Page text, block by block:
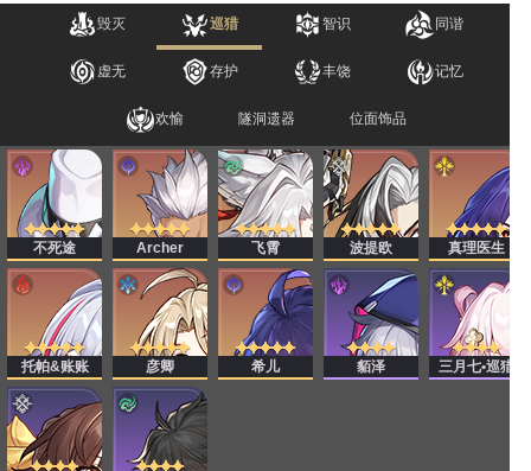
毁灭 巡猎 智识 同谐
虚无 存护 丰饶 记忆
欢愉 隧洞遗器 位面饰品
不死途 Archer 飞霄 波提欧 真理医生
托帕&账账 彦卿 希儿 貊泽 三月七•巡猎